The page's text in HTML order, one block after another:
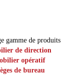
gamme de produits
de direction
opératif
de bureau